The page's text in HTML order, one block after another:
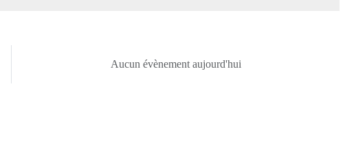
Aucun évènement aujourd'hui